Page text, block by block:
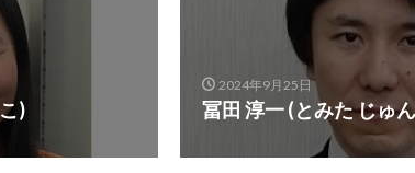
)
2024年9月25日
冨田 淳一 (とみた じゅ